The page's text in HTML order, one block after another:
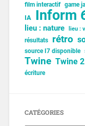
film interactif game
IA Inform
lieu : nature lieu :
résultats rétro
source I7 disponible
Twine Twine 2
écriture
CATÉGORIES